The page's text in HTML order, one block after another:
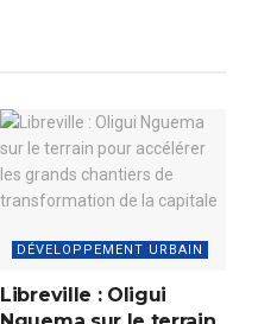
DÉVELOPPEMENT URBAIN
Libreville : Oligui